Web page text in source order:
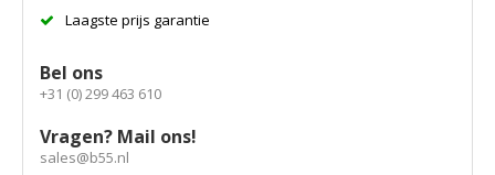
Laagste prijs garantie
Bel ons
+31 (0) 299 463 610
Vragen? Mail ons!
sales@b55.nl